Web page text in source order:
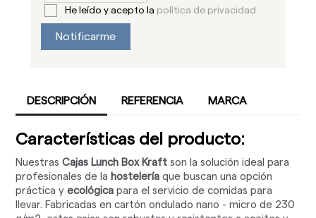
He leído y acepto la política de privacidad
Notificarme
DESCRIPCIÓN REFERENCIA MARCA
Características del producto:
NuestrasCajas Lunch Box Kraft son la solución ideal para
profesionales de la hostelería que buscan una opción
práctica yecológica para el servicio de comidas para
llevar. Fabricadas en cartón ondulado nano - micro de 230